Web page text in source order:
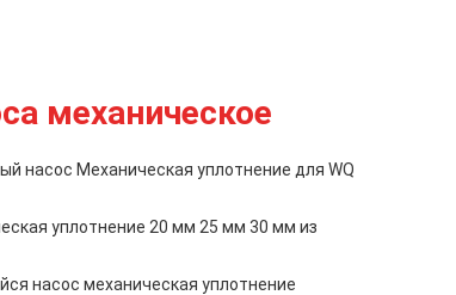
механическое
насос Механическая уплотнение для WQ
уплотнение 20 мм 25 мм 30 мм из
насос механическая уплотнение